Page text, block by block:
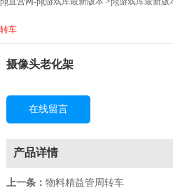
转车
摄像头老化架
在线留言
产品详情
上一条： 物料精益管周转车